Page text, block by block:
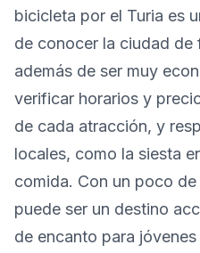
bicicleta por el Turia es
de conocer la ciudad de
además de ser muy
verificar horarios y
de cada atracción, y
locales, como la siesta
comida. Con un poco
puede ser un destino
de encanto para